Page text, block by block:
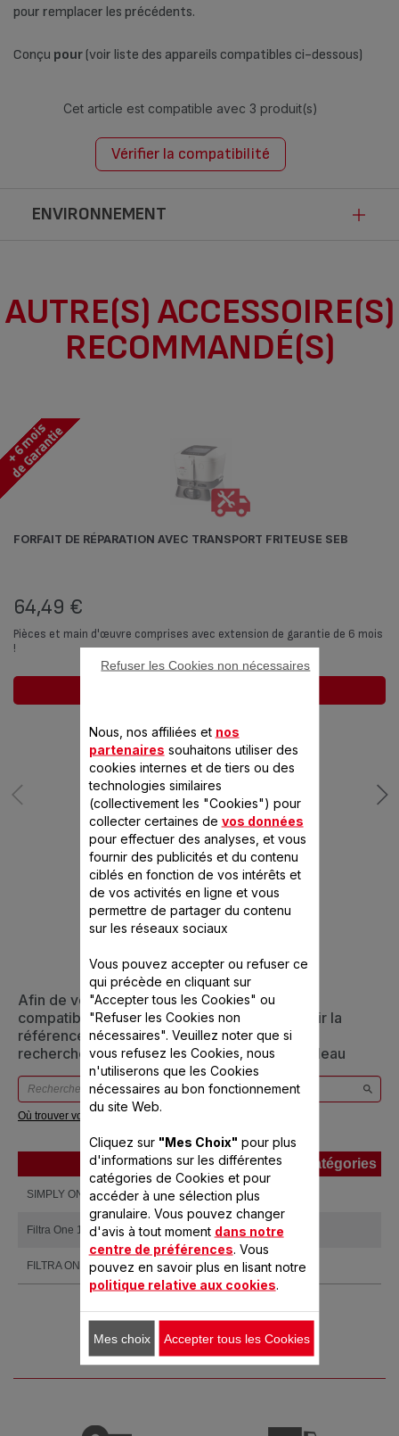
pour remplacer les précédents.
Conçu pour(voir liste des appareils compatibles ci-dessous)
Cet article est compatible avec 3 produit(s)
Vérifier la compatibilité
ENVIRONNEMENT
modalités de communication de la loi
Anti-Gaspillage pour une Economie
AUTRE(S) ACCESSOIRE(S)
RECOMMANDÉ(S)
FORFAIT DE RÉPARATION AVEC TRANSPORT FRITEUSE SEB
64,49 €
Pièces et main d'œuvre comprises avec extension de garantie de 6 mois
!
CONÇU POUR 3
PRODUIT(S)
Afin de vous assurer que cet article est bien
compatible avec votre appareil, veuillez saisir la
référence de votre produit dans la barre de
recherche ci-dessous ou vous référer au tableau
Où trouver votre référence ?
Produits Références
Catégories
Produits
Références
SIMPLY ONE FF160800
Filtra One 1,2 kg Inox FF173D00
FILTRA ONE FF162100
Nous, nos affiliées et nos
partenaires souhaitons utiliser des
cookies internes et de tiers ou des
technologies similaires
(collectivement les "Cookies") pour
collecter certaines de vos données
pour effectuer des analyses, et vous
fournir des publicités et du contenu
ciblés en fonction de vos intérêts et
de vos activités en ligne et vous
permettre de partager du contenu
sur les réseaux sociaux
Vous pouvez accepter ou refuser ce
qui précède en cliquant sur
"Accepter tous les Cookies" ou
"Refuser les Cookies non
nécessaires". Veuillez noter que si
vous refusez les Cookies, nous
n'utiliserons que les Cookies
nécessaires au bon fonctionnement
du site Web.
Cliquez sur "Mes Choix" pour plus
d'informations sur les différentes
catégories de Cookies et pour
accéder à une sélection plus
granulaire. Vous pouvez changer
d'avis à tout moment dans notre
centre de préférences. Vous
pouvez en savoir plus en lisant notre
politique relative aux cookies.
Refuser les Cookies non nécessaires
Mes choix Accepter tous les Cookies